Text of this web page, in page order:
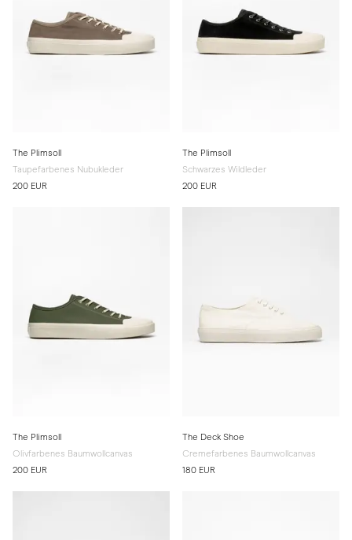
The Plimsoll
Taupefarbenes Nubukleder
200 EUR
The Plimsoll
Schwarzes Wildleder
200 EUR
The Plimsoll
Olivfarbenes Baumwollcanvas
200 EUR
The Deck Shoe
Cremefarbenes Baumwollcanvas
180 EUR